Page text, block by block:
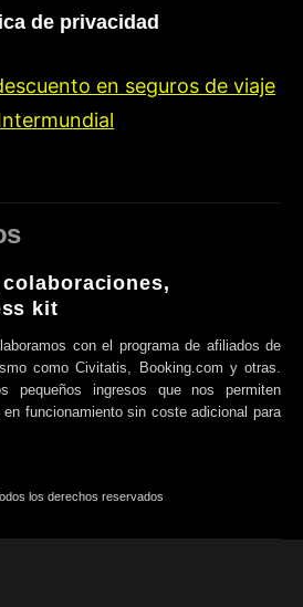
de privacidad
kit
con el programa de afiliados de
como Civitatis, Booking.com y otras.
pequeños ingresos que nos permiten
funcionamiento sin coste adicional para
los derechos reservados